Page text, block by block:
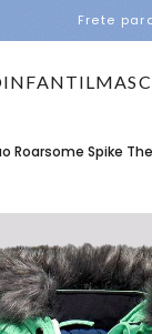
Frete
INFANTIL
Roarsome Spike